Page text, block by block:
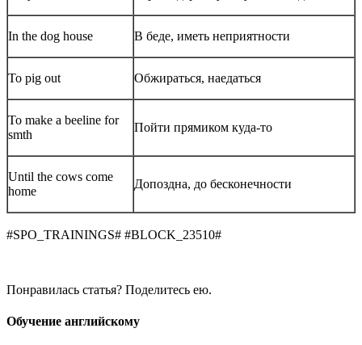
In the dog house В беде, иметь неприятности
To pig out Обжираться, наедаться
To make a beeline for
smth
Пойти прямиком куда-то
Until the cows come
home
Допоздна, до бесконечности
#SPO_TRAININGS# #BLOCK_23510#
Понравилась статья? Поделитесь ею.
Обучение английскому